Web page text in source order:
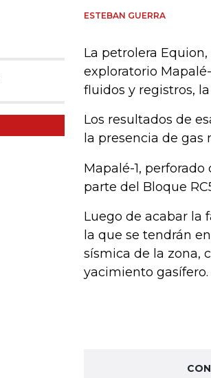
ESTEBAN GUERRA
La petrolera
exploratorio
fluidos y registros,
Los resultados de
la presencia de gas
Mapalé-1,
parte del Bloque
Luego de acabar la
la que se tendrán
sísmica de la zona,
yacimiento gasífero.